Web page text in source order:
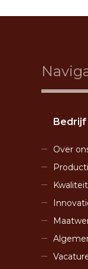
Bedrijf
Over
Kwaliteit